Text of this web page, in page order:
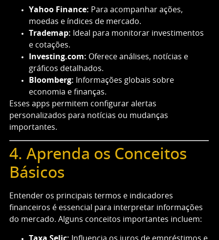
Yahoo Finance: Para acompanhar ações,
moedas e índices de mercado.
Trademap: Ideal para monitorar investimentos
e cotações.
Investing.com: Oferece análises, notícias e
gráficos detalhados.
Bloomberg: Informações globais sobre
economia e finanças.
Esses apps permitem configurar alertas
personalizados para notícias ou mudanças
importantes.
4. Aprenda os Conceitos
Básicos
Entender os principais termos e indicadores
financeiros é essencial para interpretar informações
do mercado. Alguns conceitos importantes incluem:
Taxa Selic: Influencia os juros de empréstimos e